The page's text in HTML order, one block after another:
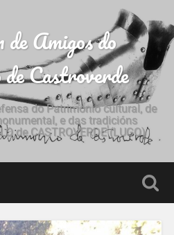
de Amigos do
Castroverde
do Patrimonio cultural, de
e das tradicións
de CASTROVERDE (LUGO)